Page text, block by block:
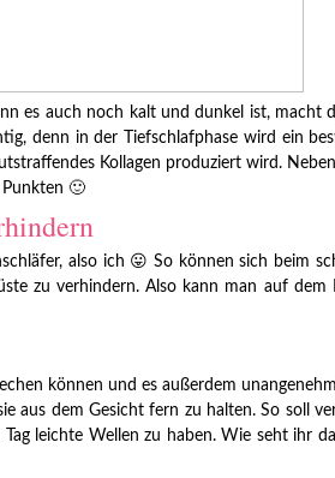
es auch noch kalt und dunkel ist, macht
denn in der Tiefschlafphase wird ein
Kollagen produziert wird.
🙂
also ich 😛 So können sich beim
zu verhindern. Also kann man auf dem
können und es außerdem
aus dem Gesicht fern zu halten. So soll
leichte Wellen zu haben. Wie seht ihr